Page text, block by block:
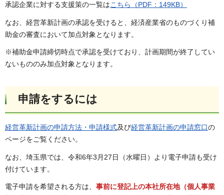
承認企業に対する支援策の一覧はこちら（PDF：149KB）
なお、経営革新計画の承認を受けると、経済産業省のものづくり補
助金の審査において加点対象となります。
※補助金申請締切時点で承認を受けており、計画期間が終了してい
ないもののみ加点対象となります。
申請をするには
経営革新計画の申請方法・申請様式及び経営革新計画の申請窓口の
ページをご覧ください。
なお、埼玉県では、令和6年3月27日（水曜日）より電子申請も受け
付けています。
電子申請を希望される方は、 事前に登記上の本社所在地（個人事業